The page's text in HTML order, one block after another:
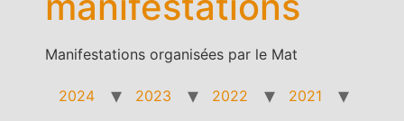
Manifestations organisées par le Mat
2024 2023 2022
2021